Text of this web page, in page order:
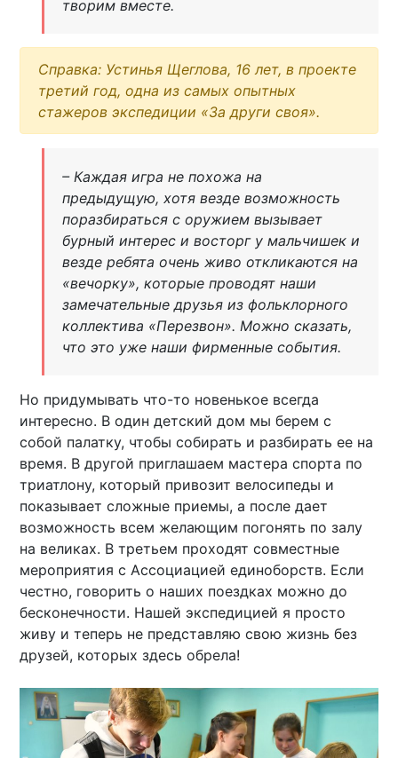
творим вместе.
Справка: Устинья Щеглова, 16 лет, в проекте
третий год, одна из самых опытных
стажеров экспедиции «За други своя».
– Каждая игра не похожа на
предыдущую, хотя везде возможность
поразбираться с оружием вызывает
бурный интерес и восторг у мальчишек и
везде ребята очень живо откликаются на
«вечорку», которые проводят наши
замечательные друзья из фольклорного
коллектива «Перезвон». Можно сказать,
что это уже наши фирменные события.
Но придумывать что-то новенькое всегда
интересно. В один детский дом мы берем с
собой палатку, чтобы собирать и разбирать ее на
время. В другой приглашаем мастера спорта по
триатлону, который привозит велосипеды и
показывает сложные приемы, а после дает
возможность всем желающим погонять по залу
на великах. В третьем проходят совместные
мероприятия с Ассоциацией единоборств. Если
честно, говорить о наших поездках можно до
бесконечности. Нашей экспедицией я просто
живу и теперь не представляю свою жизнь без
друзей, которых здесь обрела!